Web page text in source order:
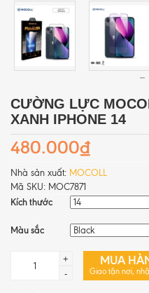
CƯỜNG LỰC
XANH IPHONE 14
480.000₫
Nhà sản xuất: MOCOLL
Mã SKU: MOC7871
Kích thước
Màu sắc
+
-
MUA
Giao tận nơi,